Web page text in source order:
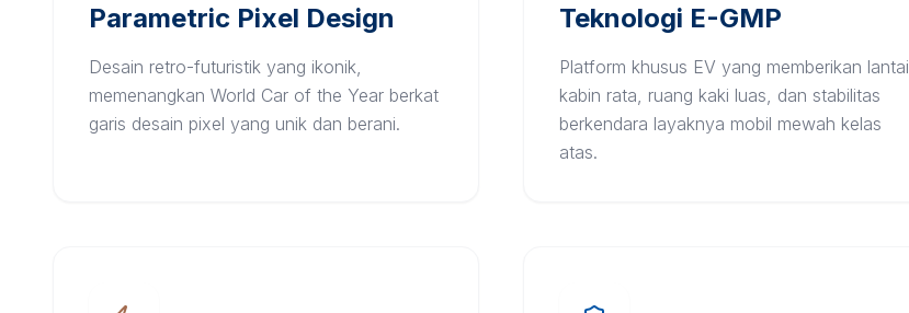
Parametric Pixel Design
Desain retro-futuristik yang ikonik,
memenangkan World Car of the Year berkat
garis desain pixel yang unik dan berani.
Teknologi E-GMP
Platform khusus EV yang memberikan lantai
kabin rata, ruang kaki luas, dan stabilitas
berkendara layaknya mobil mewah kelas
atas.